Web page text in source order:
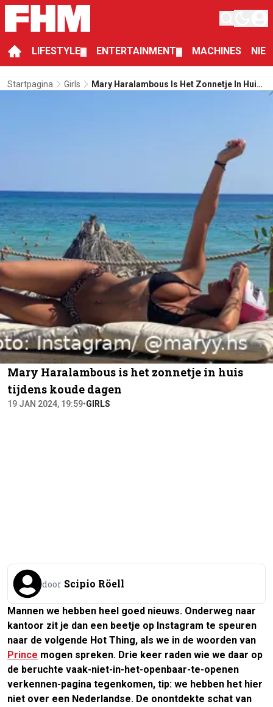
LIFESTYLE ENTERTAINMENT MACHINES
Startpagina Girls
Mary Haralambous Is Het Zonnetje In Huis
Mary Haralambous is het zonnetje in huis
tijdens koude dagen
19 JAN 2024, 19:59•GIRLS
door Scipio Röell
Mannen we hebben heel goed nieuws. Onderweg naar
kantoor zit je dan een beetje op Instagram te speuren
naar de volgende Hot Thing, als we in de woorden van
Prince mogen spreken. Drie keer raden wie we daar op
de beruchte vaak-niet-in-het-openbaar-te-openen
verkennen-pagina tegenkomen, tip: we hebben het hier
niet over een Nederlandse. De onontdekte schat van